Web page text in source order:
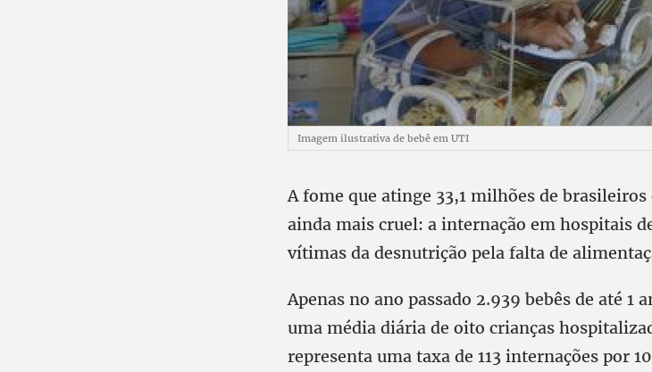
Imagem ilustrativa de bebê em UTI
A fome que atinge 33,1 milhões de
ainda mais cruel: a internação em hospitais
vítimas da desnutrição pela falta de
Apenas no ano passado 2.939 bebês de até 1
uma média diária de oito crianças
representa uma taxa de 113 internações por